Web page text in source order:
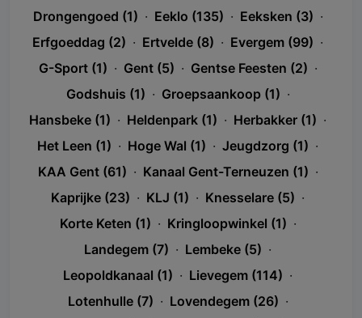
Drongengoed (1) · Eeklo (135) · Eeksken (3) ·
Erfgoeddag (2) · Ertvelde (8) · Evergem (99) ·
G-Sport (1) · Gent (5) · Gentse Feesten (2) ·
Godshuis (1) · Groepsaankoop (1) ·
Hansbeke (1) · Heldenpark (1) · Herbakker (1) ·
Het Leen (1) · Hoge Wal (1) · Jeugdzorg (1) ·
KAA Gent (61) · Kanaal Gent-Terneuzen (1) ·
Kaprijke (23) · KLJ (1) · Knesselare (5) ·
Korte Keten (1) · Kringloopwinkel (1) ·
Landegem (7) · Lembeke (5) ·
Leopoldkanaal (1) · Lievegem (114) ·
Lotenhulle (7) · Lovendegem (26) ·